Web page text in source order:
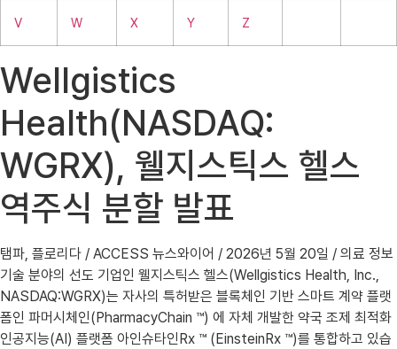
V W X Y Z
Wellgistics
Health(NASDAQ:
WGRX), 웰지스틱스 헬스
역주식 분할 발표
탬파, 플로리다 / ACCESS 뉴스와이어 / 2026년 5월 20일 / 의료 정보
기술 분야의 선도 기업인 웰지스틱스 헬스(Wellgistics Health, Inc.,
NASDAQ:WGRX)는 자사의 특허받은 블록체인 기반 스마트 계약 플랫
폼인 파머시체인(PharmacyChain ™) 에 자체 개발한 약국 조제 최적화
인공지능(AI) 플랫폼 아인슈타인Rx ™ (EinsteinRx ™)를 통합하고 있습